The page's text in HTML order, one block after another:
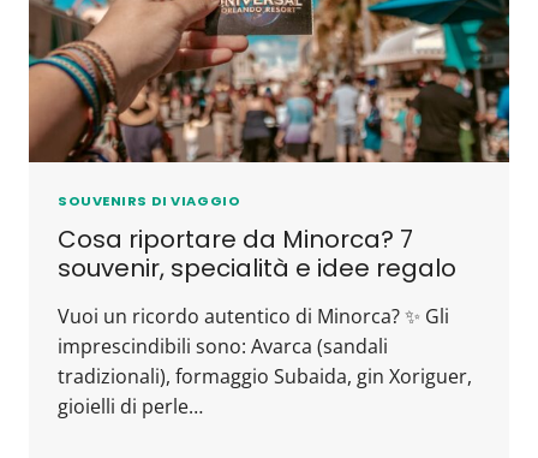
SOUVENIRS DI VIAGGIO
Cosa riportare da Minorca? 7
souvenir, specialità e idee regalo
Vuoi un ricordo autentico di Minorca? ✨ Gli
imprescindibili sono: Avarca (sandali
tradizionali), formaggio Subaida, gin Xoriguer,
gioielli di perle…